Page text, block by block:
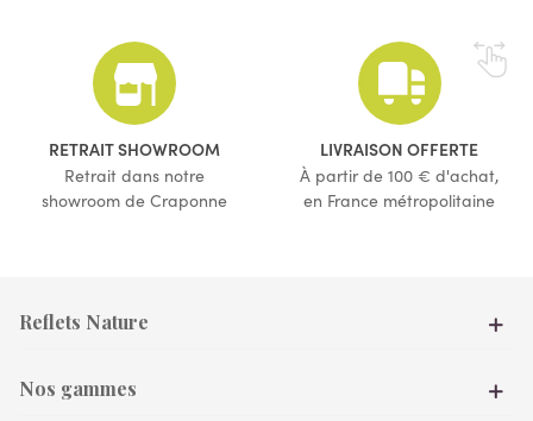
(2 avis)
RETRAIT SHOWROOM
Retrait dans notre
showroom de Craponne
LIVRAISON OFFERTE
À partir de 100 € d'achat,
en France métropolitaine
Reflets Nature
Nos gammes